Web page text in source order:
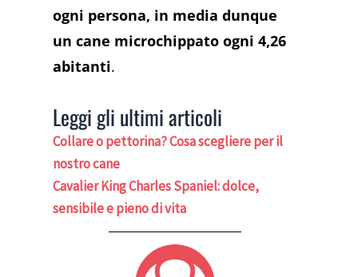
ogni persona, in media dunque
un cane microchippato ogni 4,26
abitanti.
Leggi gli ultimi articoli
Collare o pettorina? Cosa scegliere per il
nostro cane
Cavalier King Charles Spaniel: dolce,
sensibile e pieno di vita